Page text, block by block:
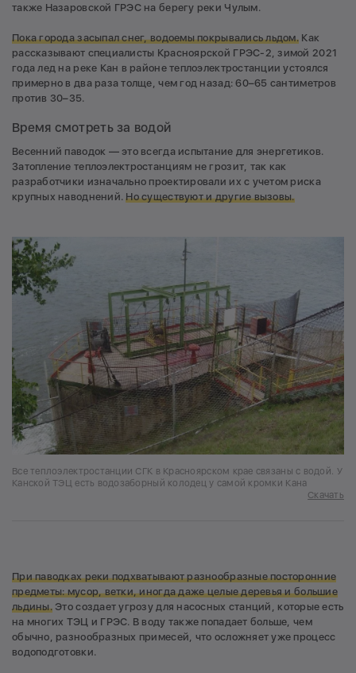
также Назаровской ГРЭС на берегу реки Чулым.
Пока города засыпал снег, водоемы покрывались льдом. Как
рассказывают специалисты Красноярской ГРЭС-2, зимой 2021
года лед на реке Кан в районе теплоэлектростанции устоялся
примерно в два раза толще, чем год назад: 60–65 сантиметров
против 30–35.
Время смотреть за водой
Весенний паводок — это всегда испытание для энергетиков.
Затопление теплоэлектростанциям не грозит, так как
разработчики изначально проектировали их с учетом риска
крупных наводнений.Но существуют и другие вызовы.
Все теплоэлектростанции СГК в Красноярском крае связаны с водой. У
Канской ТЭЦ есть водозаборный колодец у самой кромки Кана
Скачать
При паводках реки подхватывают разнообразные посторонние
предметы: мусор, ветки, иногда даже целые деревья и большие
льдины.Это создает угрозу для насосных станций, которые есть
на многих ТЭЦ и ГРЭС. В воду также попадает больше, чем
обычно, разнообразных примесей, что осложняет уже процесс
водоподготовки.